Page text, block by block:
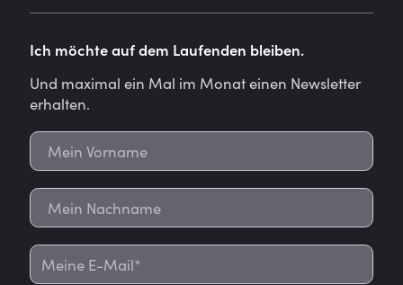
Ich möchte auf dem Laufenden bleiben.
Und maximal ein Mal im Monat einen Newsletter
erhalten.